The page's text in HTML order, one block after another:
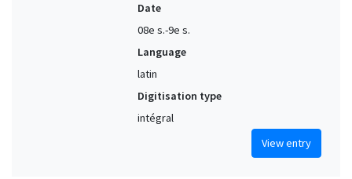
Date
08e s.-9e s.
Language
latin
Digitisation type
intégral
View entry